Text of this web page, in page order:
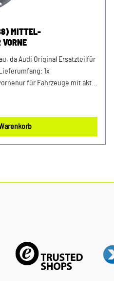
MITTEL-
da Audi Original Ersatzteilfür
1x
für Fahrzeuge mit aktiv
Verwendung: Audi A4 / S4
2010 - 2017Audi A5 / S5 (B8)
RS5 (B8) 2010 - 2016